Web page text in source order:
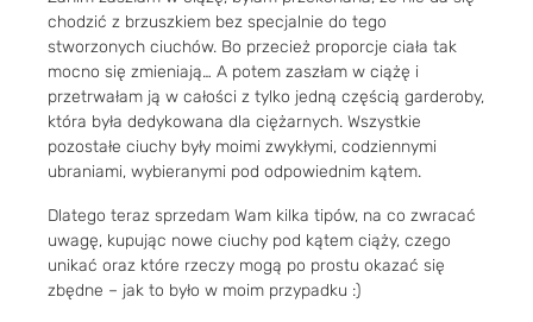
chodzić z brzuszkiem bez specjalnie do tego
stworzonych ciuchów. Bo przecież proporcje ciała tak
mocno się zmieniają… A potem zaszłam w ciążę i
przetrwałam ją w całości z tylko jedną częścią garderoby,
która była dedykowana dla ciężarnych. Wszystkie
pozostałe ciuchy były moimi zwykłymi, codziennymi
ubraniami, wybieranymi pod odpowiednim kątem.
Dlatego teraz sprzedam Wam kilka tipów, na co zwracać
uwagę, kupując nowe ciuchy pod kątem ciąży, czego
unikać oraz które rzeczy mogą po prostu okazać się
zbędne – jak to było w moim przypadku :)